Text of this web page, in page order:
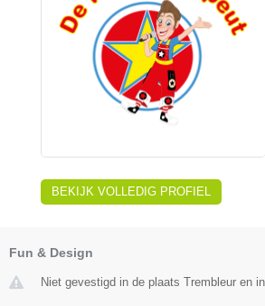
BEKIJK VOLLEDIG PROFIEL
Fun & Design
Niet gevestigd in de plaats Trembleur en